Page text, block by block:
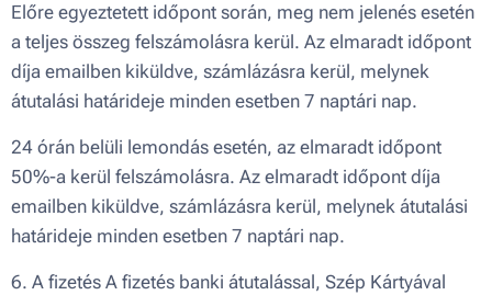
Előre egyeztetett időpont során, meg nem jelenés esetén
a teljes összeg felszámolásra kerül. Az elmaradt időpont
díja emailben kiküldve, számlázásra kerül, melynek
átutalási határideje minden esetben 7 naptári nap.
24 órán belüli lemondás esetén, az elmaradt időpont
50%-a kerül felszámolásra. Az elmaradt időpont díja
emailben kiküldve, számlázásra kerül, melynek átutalási
határideje minden esetben 7 naptári nap.
6. A fizetés A fizetés banki átutalással, Szép Kártyával